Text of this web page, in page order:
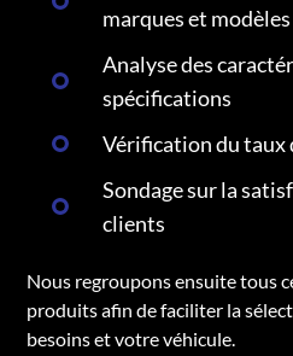
marques et modèles
Analyse des
spécifications
Vérification du taux
Sondage sur la
clients
Nous regroupons ensuite tous
produits afin de faciliter la
besoins et votre véhicule.